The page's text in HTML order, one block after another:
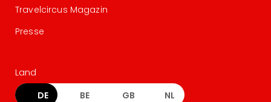
Travelcircus Magazin
Presse
Land
DE BE GB NL